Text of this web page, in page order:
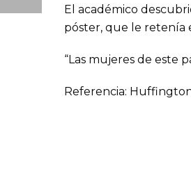
El académico
póster, que le retenía
“Las mujeres de este
Referencia: